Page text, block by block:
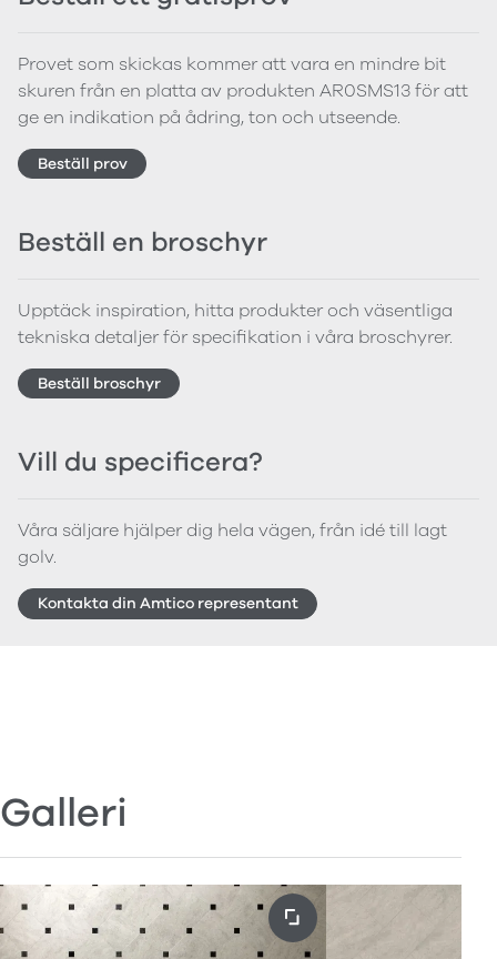
Provet som skickas kommer att vara en mindre bit
skuren från en platta av produkten AR0SMS13 för att
ge en indikation på ådring, ton och utseende.
Beställ prov
Beställ en broschyr
Upptäck inspiration, hitta produkter och väsentliga
tekniska detaljer för specifikation i våra broschyrer.
Beställ broschyr
Vill du specificera?
Våra säljare hjälper dig hela vägen, från idé till lagt
golv.
Kontakta din Amtico representant
Galleri